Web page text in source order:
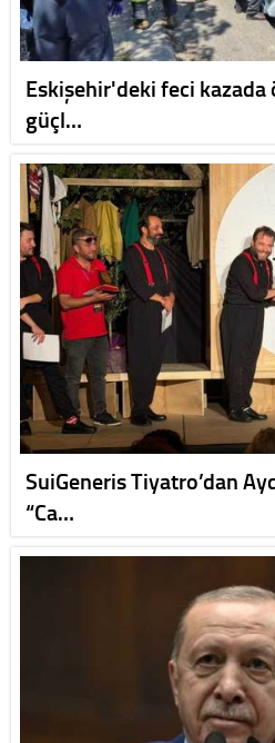
Eskişehir'deki feci kazada
güçl…
SuiGeneris Tiyatro’dan
“Ca…